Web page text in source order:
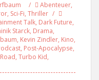
Abenteuer,
, Sci-Fi, Thriller
Talk, Dark Future,
Starck, Drama,
, Kevin Zindler, Kino,
, Post-Apocalypse,
, Turbo Kid,